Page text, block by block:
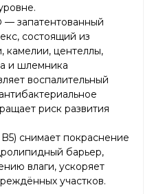
— запатентованный
состоящий из
камелии, центеллы,
и шлемника
воспалительный
риск развития
снимает покраснение
барьер,
влаги, ускоряет
участков.